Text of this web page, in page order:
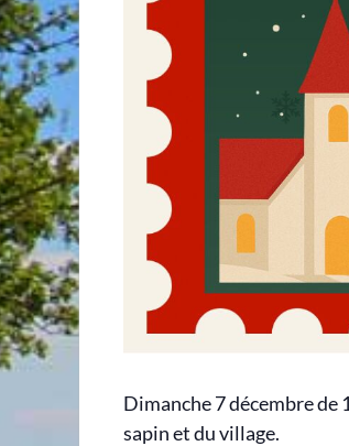
Dimanche 7 décembre
sapin et du village.